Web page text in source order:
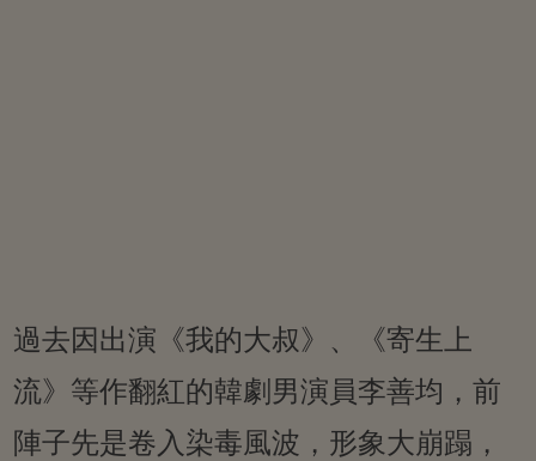
過去因出演《我的大叔》、《寄生上
流》等作翻紅的韓劇男演員李善均，前
陣子先是卷入染毒風波，形象大崩蹋，